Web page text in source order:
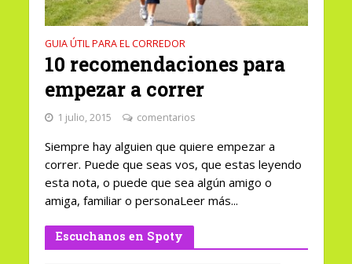
GUIA ÚTIL PARA EL CORREDOR
10 recomendaciones para
empezar a correr
1 julio, 2015 comentarios
Siempre hay alguien que quiere empezar a
correr. Puede que seas vos, que estas leyendo
esta nota, o puede que sea algún amigo o
amiga, familiar o personaLeer más...
Escuchanos en Spoty